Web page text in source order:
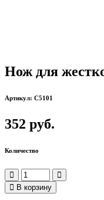
Нож для
Артикул: C5101
352 руб.
Количество
В корзину